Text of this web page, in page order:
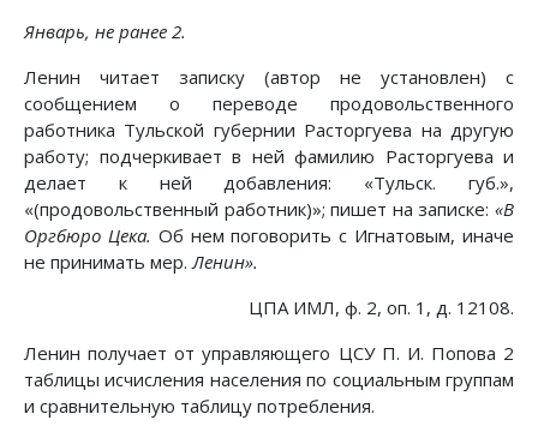
Январь, не ранее 2.
Ленин читает записку (автор не установлен) с
сообщением о переводе продовольственного
работника Тульской губернии Расторгуева на другую
работу; подчеркивает в ней фамилию Расторгуева и
делает к ней добавления: «Тульск. губ.»,
«(продовольственный работник)»; пишет на записке: «В
Оргбюро Цека. Об нем поговорить с Игнатовым, иначе
не принимать мер.Ленин».
ЦПА ИМЛ, ф. 2, оп. 1, д. 12108.
Ленин получает от управляющего ЦСУ П. И. Попова 2
таблицы исчисления населения по социальным группам
и сравнительную таблицу потребления.